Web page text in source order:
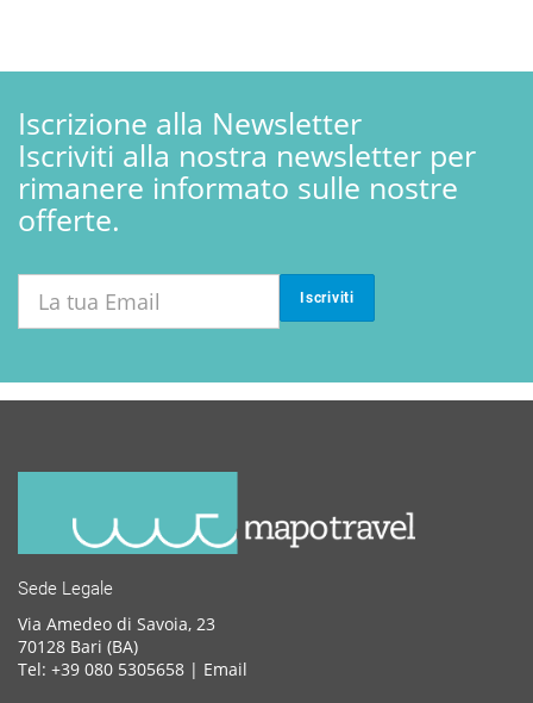
Iscrizione alla Newsletter
Iscriviti alla nostra newsletter per
rimanere informato sulle nostre
offerte.
Iscriviti
Sede Legale
Via Amedeo di Savoia, 23
70128 Bari (BA)
Tel: +39 080 5305658 | Email